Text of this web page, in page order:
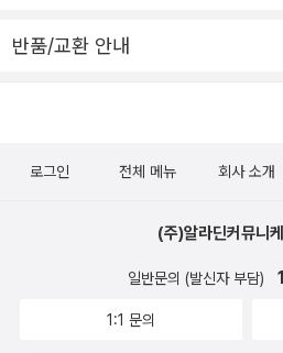
반품/교환 안내
로그인 전체 메뉴 회사 소개
(주)알라딘커뮤니
일반문의 (발신자 부담)
1:1 문의